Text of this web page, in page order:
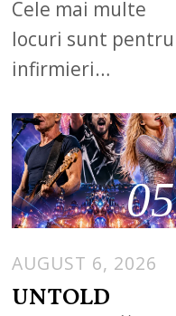
Cele mai multe
locuri sunt pentru
infirmieri…
05
AUGUST 6, 2026
UNTOLD